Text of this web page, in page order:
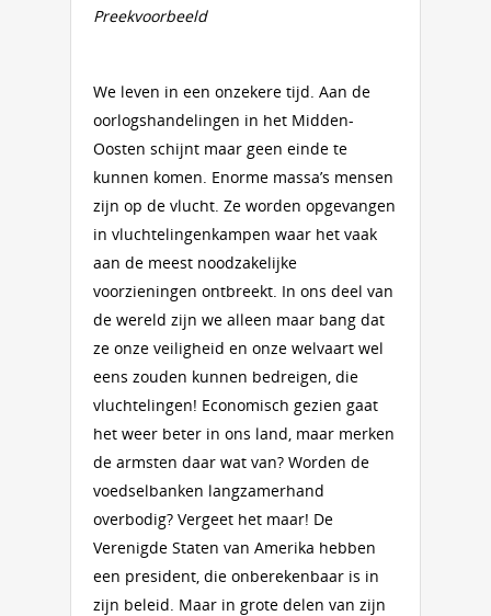
Preekvoorbeeld
We leven in een onzekere tijd. Aan de
oorlogshandelingen in het Midden-
Oosten schijnt maar geen einde te
kunnen komen. Enorme massa’s mensen
zijn op de vlucht. Ze worden opgevangen
in vluchtelingenkampen waar het vaak
aan de meest noodzakelijke
voorzieningen ontbreekt. In ons deel van
de wereld zijn we alleen maar bang dat
ze onze veiligheid en onze welvaart wel
eens zouden kunnen bedreigen, die
vluchtelingen! Economisch gezien gaat
het weer beter in ons land, maar merken
de armsten daar wat van? Worden de
voedselbanken langzamerhand
overbodig? Vergeet het maar! De
Verenigde Staten van Amerika hebben
een president, die onberekenbaar is in
zijn beleid. Maar in grote delen van zijn